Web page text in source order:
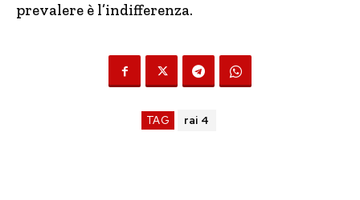
prevalere è l’indifferenza.
TAG rai 4